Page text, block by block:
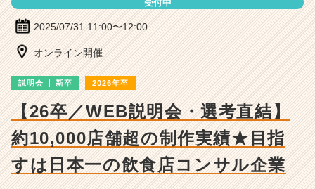
明
会
ベ
チ
ャ
ー・
成
長
受付中
2025/07/31 11:00〜12:00
オンライン開催
説明会 新卒 2026年卒
【26卒／WEB説明会・選考直結】
約10,000店舗超の制作実績★目指
すは日本一の飲食店コンサル企業